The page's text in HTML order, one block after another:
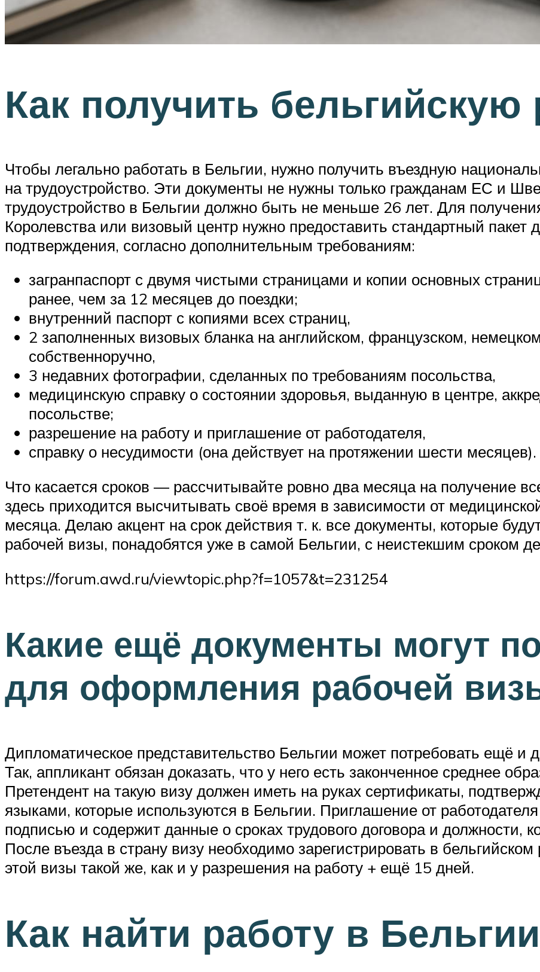
Как получить
Чтобы легально работать в Бельгии, нужно получить въездную
на трудоустройство. Эти документы не нужны только гражданам ЕС и
трудоустройство в Бельгии должно быть не меньше 26 лет. Для
Королевства или визовый центр нужно предоставить стандартный пакет
подтверждения, согласно дополнительным требованиям:
загранпаспорт с двумя чистыми страницами и копии основных
ранее, чем за 12 месяцев до поездки;
внутренний паспорт с копиями всех страниц,
2 заполненных визовых бланка на английском, французском,
собственноручно,
3 недавних фотографии, сделанных по требованиям посольства,
медицинскую справку о состоянии здоровья, выданную в центре,
посольстве;
разрешение на работу и приглашение от работодателя,
справку о несудимости (она действует на протяжении шести месяцев).
Что касается сроков — рассчитывайте ровно два месяца на получение
здесь приходится высчитывать своё время в зависимости от
месяца. Делаю акцент на срок действия т. к. все документы, которые
рабочей визы, понадобятся уже в самой Бельгии, с неистекшим сроком
https://forum.awd.ru/viewtopic.php?f=1057&t=231254
Какие ещё документы могут
для оформления рабочей
Дипломатическое представительство Бельгии может потребовать ещё и
Так, аппликант обязан доказать, что у него есть законченное среднее
Претендент на такую визу должен иметь на руках сертификаты,
языками, которые используются в Бельгии. Приглашение от
подписью и содержит данные о сроках трудового договора и должности,
После въезда в страну визу необходимо зарегистрировать в
этой визы такой же, как и у разрешения на работу + ещё 15 дней.
Как найти работу в